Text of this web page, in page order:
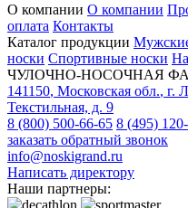
О компании О компании
оплата Контакты
Каталог продукции
носки Спортивные носки
ЧУЛОЧНО-НОСОЧНАЯ
141150, Московская обл., г.
Текстильная, д. 9
8 (800) 500-66-65 8 (495)
заказать обратный звонок
info@noskigrand.ru
Написать директору
Наши партнеры: